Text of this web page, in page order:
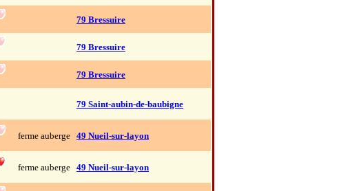
79 Bressuire
79 Bressuire
79 Bressuire
79 Saint-aubin-de-baubigne
ferme auberge 49 Nueil-sur-layon
ferme auberge 49 Nueil-sur-layon